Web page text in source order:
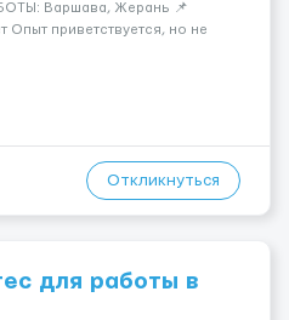
Варшава, Жерань 📌
приветствуется, но не
уровень польского 📆
Откликнуться
для работы в